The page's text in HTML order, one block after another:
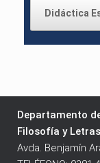
Didáctica
Departamento
Filosofía y Letras
Avda. Benjamín